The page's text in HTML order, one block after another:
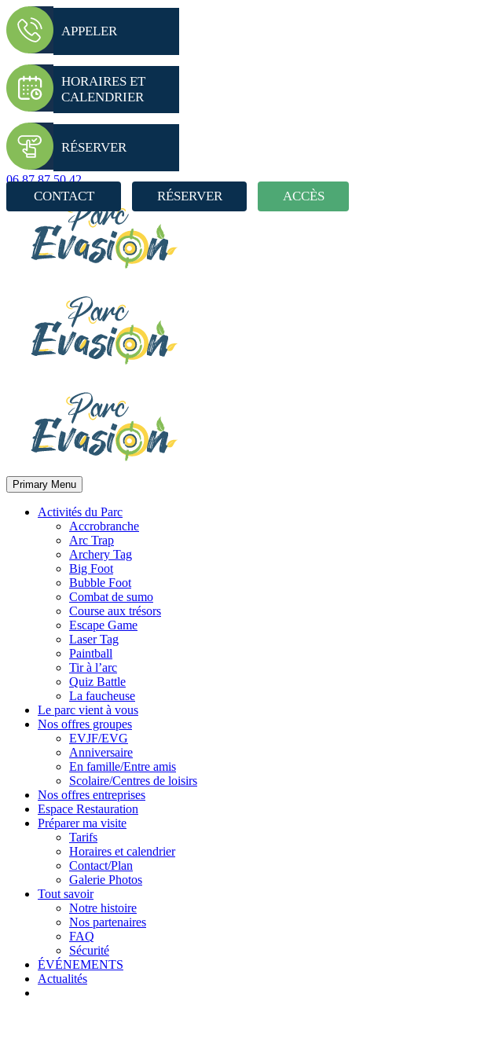
APPELER
HORAIRES ET
CALENDRIER
RÉSERVER
06 87 87 50 42
CONTACT RÉSERVER ACCÈS
Primary Menu
Activités du Parc
Accrobranche
Arc Trap
Archery Tag
Big Foot
Bubble Foot
Combat de sumo
Course aux trésors
Escape Game
Laser Tag
Paintball
Tir à l’arc
Quiz Battle
La faucheuse
Le parc vient à vous
Nos offres groupes
EVJF/EVG
Anniversaire
En famille/Entre amis
Scolaire/Centres de loisirs
Nos offres entreprises
Espace Restauration
Préparer ma visite
Tarifs
Horaires et calendrier
Contact/Plan
Galerie Photos
Tout savoir
Notre histoire
Nos partenaires
FAQ
Sécurité
ÉVÉNEMENTS
Actualités